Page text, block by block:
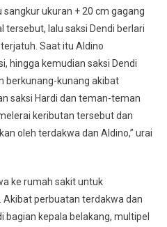
ukuran + 20 cm gagang
lalu saksi Dendi berlari
Saat itu Aldino
hingga kemudian saksi Dendi
berkunang-kunang akibat
saksi Hardi dan teman-teman
keributan tersebut dan
oleh terdakwa dan Aldino,” urai
ke rumah sakit untuk
perbuatan terdakwa dan
bagian kepala belakang, multipel